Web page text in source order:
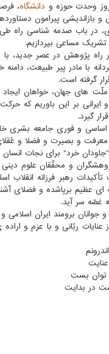
وحدت حوزه و دانشگاه،
و بازاندیشی پیرامون
در باب صدمه شناسی راه
تشریک مساعی بپردازیم.
پژوهش در عصر جدید، با
با مادر پیر طبیعت،
گرفته است.
ملّت های جهان، خواهان
بر این باوریم که
گیرد.
اساسی و فوری جامعه
و بصیرت و فضلا و
خرد" برای نجات
و محقّقان علوم
رهبر فرزانه
ای عظیم برپاشده و فضلای
غصّه سر آید.
برومند ایران اسلامی
عنایات ربّانی و با عزم و
توان بست
در بدایت